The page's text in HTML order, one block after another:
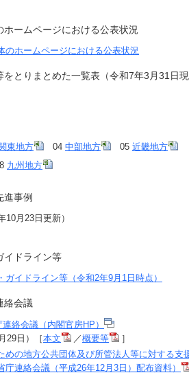
ームページにおける公表状況
のホームページにおける公表状況
とりまとめた一覧表（令和7年3月31日現
東地方 04 中部地方 05 近畿地方
九州地方
進事例
月23日更新）
イドライン等
イドライン等（令和2年9月1日時点）
絡会議
絡会議（内閣官房HP）
29日）［本文 ／概要等
］
の地方公共団体及び所管法人等に対する支
連絡会議（平成26年12月3日）配布資料）